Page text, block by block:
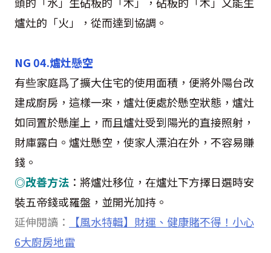
爐灶的「火」，從而達到協調。
NG 04.爐灶懸空
有些家庭爲了擴大住宅的使用面積，便將外陽台改
建成廚房，這樣一來，爐灶便處於懸空狀態，爐灶
如同置於懸崖上，而且爐灶受到陽光的直接照射，
財庫露白。爐灶懸空，使家人漂泊在外，不容易賺
錢。
◎改善方法 ：將爐灶移位，在爐灶下方擇日選時安
裝五帝錢或羅盤，並開光加持。
延伸閱讀：
【風水特輯】財運、健康賭不得！小心
6大廚房地雷